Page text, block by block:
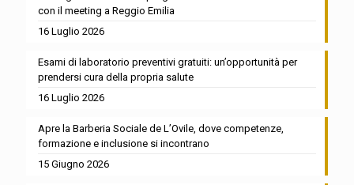
con il meeting a Reggio Emilia
16 Luglio 2026
Esami di laboratorio preventivi gratuiti: un’opportunità per
prendersi cura della propria salute
16 Luglio 2026
Apre la Barberia Sociale de L’Ovile, dove competenze,
formazione e inclusione si incontrano
15 Giugno 2026